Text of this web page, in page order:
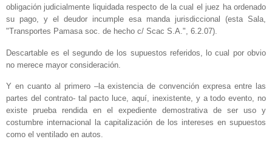
obligación judicialmente liquidada respecto de la cual el juez ha ordenado
su pago, y el deudor incumple esa manda jurisdiccional (esta Sala,
"Transportes Pamasa soc. de hecho c/ Scac S.A.", 6.2.07).
Descartable es el segundo de los supuestos referidos, lo cual por obvio
no merece mayor consideración.
Y en cuanto al primero –la existencia de convención expresa entre las
partes del contrato- tal pacto luce, aquí, inexistente, y a todo evento, no
existe prueba rendida en el expediente demostrativa de ser uso y
costumbre internacional la capitalización de los intereses en supuestos
como el ventilado en autos.